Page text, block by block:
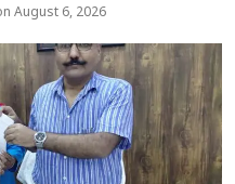
August 6, 2026